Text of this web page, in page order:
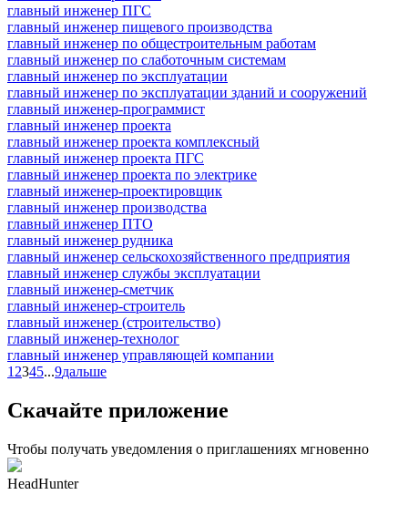
главный инженер ПГС
главный инженер пищевого производства
главный инженер по общестроительным работам
главный инженер по слаботочным системам
главный инженер по эксплуатации
главный инженер по эксплуатации зданий и сооружений
главный инженер-программист
главный инженер проекта
главный инженер проекта комплексный
главный инженер проекта ПГС
главный инженер проекта по электрике
главный инженер-проектировщик
главный инженер производства
главный инженер ПТО
главный инженер рудника
главный инженер сельскохозяйственного предприятия
главный инженер службы эксплуатации
главный инженер-сметчик
главный инженер-строитель
главный инженер (строительство)
главный инженер-технолог
главный инженер управляющей компании
1 2345...9дальше
Скачайте приложение
Чтобы получать уведомления о приглашениях мгновенно
HeadHunter